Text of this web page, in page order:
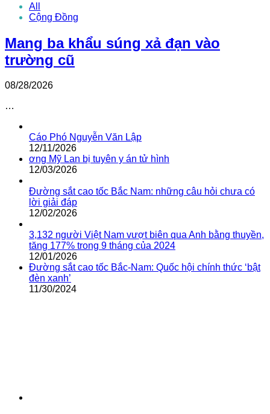
All
Cộng Đồng
Mang ba khẩu súng xả đạn vào
trường cũ
08/28/2026
…
Cáo Phó Nguyễn Văn Lập
12/11/2026
ơng Mỹ Lan bị tuyên y án tử hình
12/03/2026
Đường sắt cao tốc Bắc Nam: những câu hỏi chưa có
lời giải đáp
12/02/2026
3,132 người Việt Nam vượt biên qua Anh bằng thuyền,
tăng 177% trong 9 tháng của 2024
12/01/2026
Đường sắt cao tốc Bắc-Nam: Quốc hội chính thức ‘bật
đèn xanh’
11/30/2024